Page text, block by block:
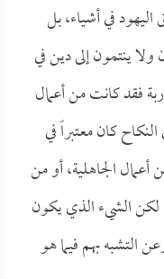
في أشياء، بل
ولا ينتمون إلى دين في
فقد كانت من أعمال
كان معتبراً في
أعمال الجاهلية، أو من
لكن الشيء الذي يكون
التشبه بهم فيما هو